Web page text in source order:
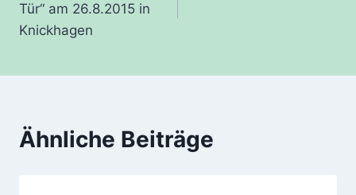
Tür“ am 26.8.2015 in
Knickhagen
Ähnliche Beiträge